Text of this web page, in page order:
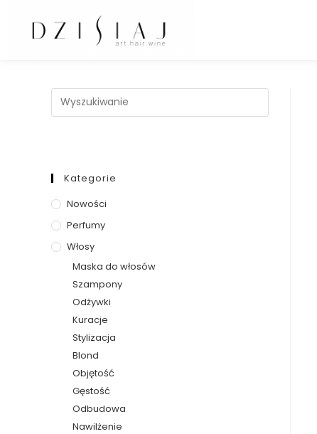
Kategorie
Nowości
Perfumy
Włosy
Maska do włosów
Szampony
Odżywki
Kuracje
Stylizacja
Blond
Objętość
Gęstość
Odbudowa
Nawilżenie